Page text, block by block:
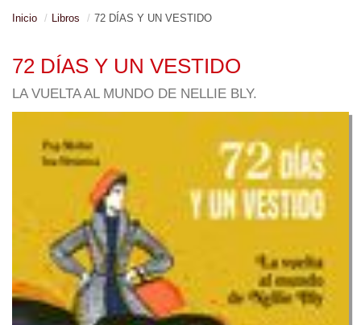
Inicio Libros 72 DÍAS Y UN VESTIDO
72 DÍAS Y UN VESTIDO
LA VUELTA AL MUNDO DE NELLIE BLY.